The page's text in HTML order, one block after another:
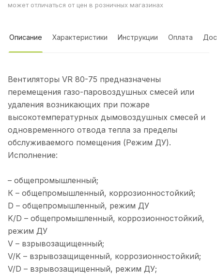
может отличаться от цен в розничных магазинах
Описание Характеристики Инструкции Оплата
Вентиляторы VR 80-75 предназначены
перемещения газо-паровоздушных смесей или
удаления возникающих при пожаре
высокотемпературных дымовоздушных смесей и
одновременного отвода тепла за пределы
обслуживаемого помещения (Режим ДУ).
Исполнение:
– общепромышленный;
К – общепромышленный, коррозионностойкий;
D – общепромышленный, режим ДУ
K/D – общепромышленный, коррозионностойкий,
режим ДУ
V – взрывозащищенный;
V/K – взрывозащищенный, коррозионностойкий;
V/D – взрывозащищенный, режим ДУ;